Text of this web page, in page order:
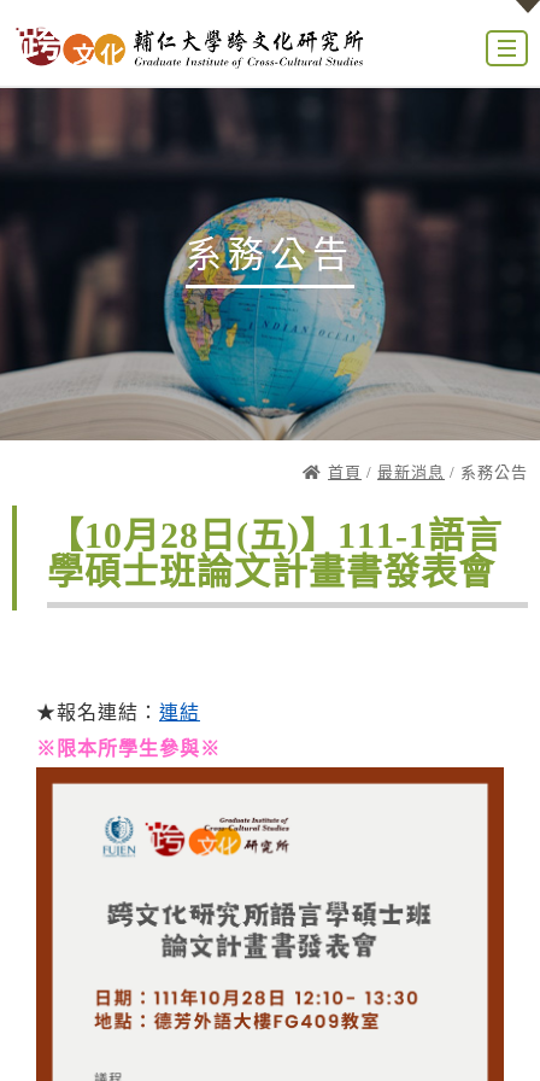
系務公告
首頁 / 最新消息 / 系務公告
【10月28日(五)】111-1語言
學碩士班論文計畫書發表會
★報名連結： 連結
※限本所學生參與※